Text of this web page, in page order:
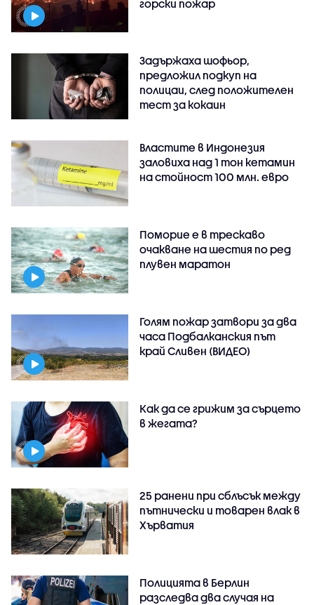
горски пожар
Задържаха шофьор,
предложил подкуп на
полицаи, след положителен
тест за кокаин
Властите в Индонезия
заловиха над 1 тон кетамин
на стойност 100 млн. евро
Поморие е в трескаво
очакване на шестия по ред
плувен маратон
Голям пожар затвори за два
часа Подбалканския път
край Сливен (ВИДЕО)
Как да се грижим за сърцето
в жегата?
25 ранени при сблъсък между
пътнически и товарен влак в
Хърватия
Полицията в Берлин
разследва два случая на